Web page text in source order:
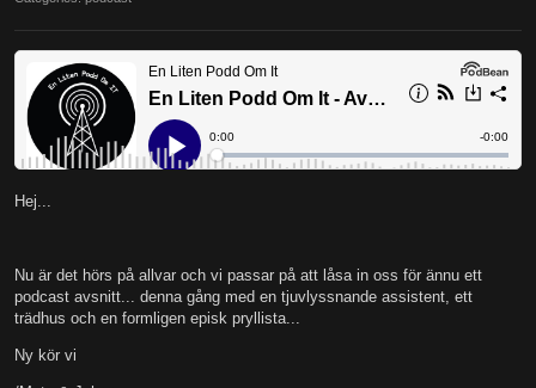
Hej...
Nu är det hörs på allvar och vi passar på att låsa in oss för ännu ett
podcast avsnitt... denna gång med en tjuvlyssnande assistent, ett
trädhus och en formligen episk pryllista...
Ny kör vi